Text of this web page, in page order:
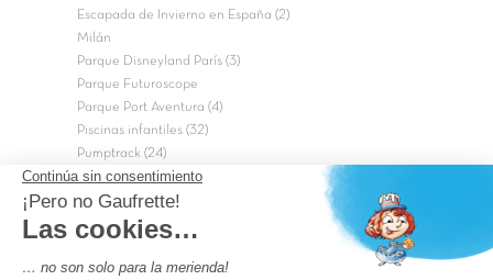
Escapada de Invierno en España (2)
Milán
Parque Disneyland París (3)
Parque Futuroscope
Parque Port Aventura (4)
Piscinas infantiles (32)
Pumptrack (24)
Puy du Fou (2)
Roma
Semana Santa (17)
Campings de 4 estrellas en Francia